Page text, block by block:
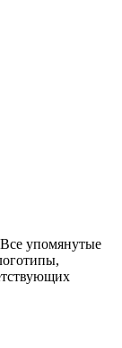
Все упомянутые